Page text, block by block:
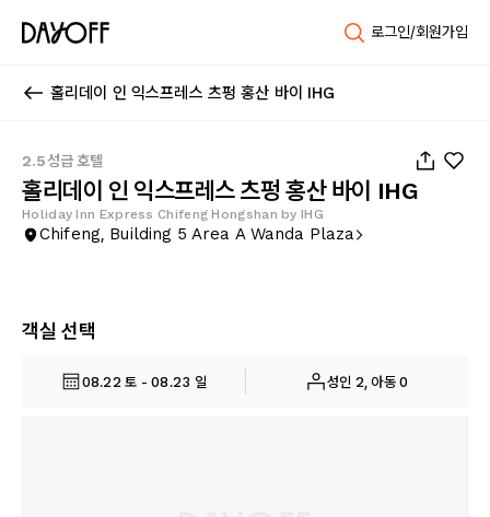
로그인/회원가입
홀리데이 인 익스프레스 츠펑 홍산 바이 IHG
2.5성급 호텔
홀리데이 인 익스프레스 츠펑 홍산 바이 IHG
Holiday Inn Express Chifeng Hongshan by IHG
Chifeng, Building 5 Area A Wanda Plaza
객실 선택
08.22 토 - 08.23 일 성인 2, 아동 0